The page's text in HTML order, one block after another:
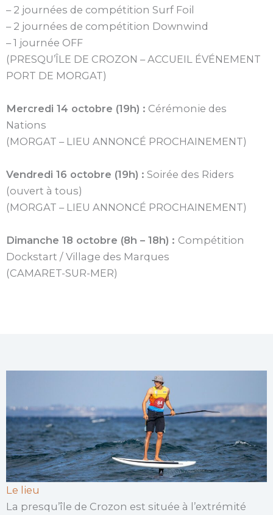
– 2 journées de compétition Surf Foil
– 2 journées de compétition Downwind
– 1 journée OFF
(PRESQU’ÎLE DE CROZON – ACCUEIL ÉVÉNEMENT
PORT DE MORGAT)
Mercredi 14 octobre (19h) : Cérémonie des
Nations
(MORGAT – LIEU ANNONCÉ PROCHAINEMENT)
Vendredi 16 octobre (19h) : Soirée des Riders
(ouvert à tous)
(MORGAT – LIEU ANNONCÉ PROCHAINEMENT)
Dimanche 18 octobre (8h – 18h) : Compétition
Dockstart / Village des Marques
(CAMARET-SUR-MER)
Le lieu
La presqu’île de Crozon est située à l’extrémité